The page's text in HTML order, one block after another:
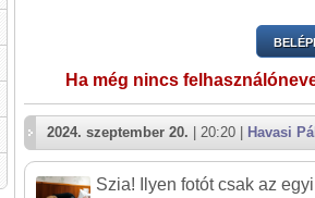
Ha még nincs
2024. szeptember 20. | 20:20 | Havasi
Szia! Ilyen fotót csak az